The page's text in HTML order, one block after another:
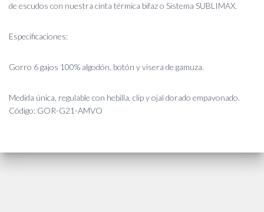
de escudos con nuestra cinta térmica bifaz o Sistema SUBLIMAX.
Especificaciones:
Gorro 6 gajos 100% algodón, botón y visera de gamuza.
Medida única, regulable con hebilla, clip y ojal dorado empavonado.
Código: GOR-G21-AMVO